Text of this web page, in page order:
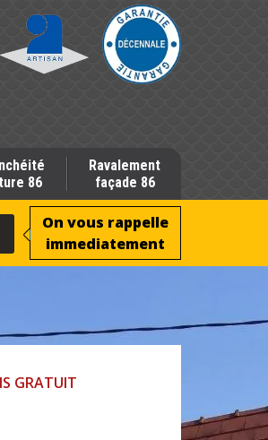
86
Ravalement
façade 86
On vous rappelle
immediatement
GRATUIT